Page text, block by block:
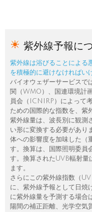
紫外線予報に
紫外線は浴びることによる
を積極的に避けなければい
バイオウェザーサービスで
関（WMO）、国連環境計
員会（ICNIRP）によって
ための国際的な指数を、紫
紫外線量は、波長別に観測
い形に変換する必要があり
体への影響度を加味した（
す。換算は、国際照明委員
す。換算されたUVB輻射
ます。
さらにこの紫外線指数（
に、紫外線予報として日焼
に紫外線量を予測する場合
陽間の補正距離、光学空気